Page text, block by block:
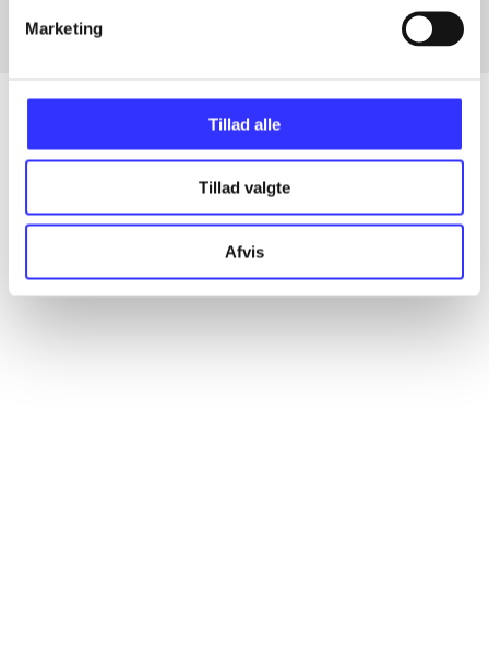
Marketing
Tillad alle
Tillad valgte
Afvis
Alle registrerede artikler fordelt på udgivelser
...